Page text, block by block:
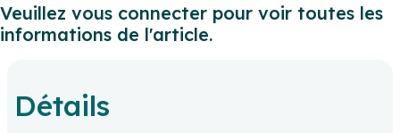
Veuillez vous connecter pour voir toutes les
informations de l'article.
Détails